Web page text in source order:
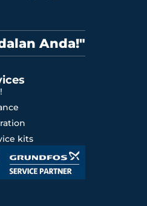
Anda!"
kits